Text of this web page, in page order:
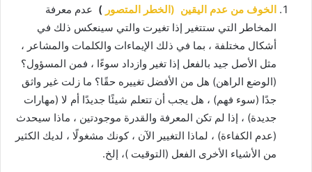
الخوف من عدم اليقين (الخطر المتصور ) عدم معرفة
المخاطر التي ستتغير إذا تغيرت والتي سينعكس ذلك في
أشكال مختلفة ، بما في ذلك الإيماءات والكلمات والمشاعر ،
مثل الأصل جيد بالفعل إذا تغير وازداد سوءًا ، فمن المسؤول؟
(الوضع الراهن) هل من الأفضل تغييره حقًا؟ ما زلت غير واثق
جدًا (سوء فهم) ، هل يجب أن تتعلم شيئًا جديدًا أم لا (مهارات
جديدة) ، إذا لم تكن المعرفة والقدرة موجودتين ، ماذا سيحدث
(عدم الكفاءة) ، لماذا التغيير الآن ، كونك مشغولًا ، لديك الكثير
من الأشياء الأخرى الفعل (التوقيت )، إلخ.